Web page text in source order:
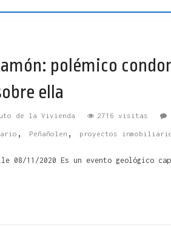
polémico
ella
de la Vivienda 2716 visitas
, Peñañolen , proyectos
08/11/2020 Es un evento geológico